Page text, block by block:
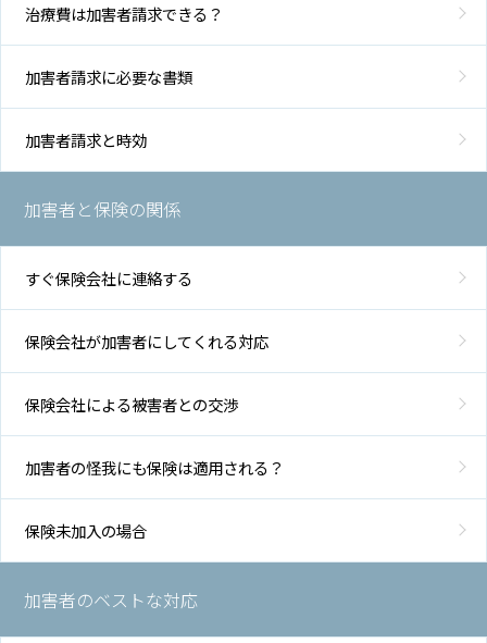
治療費は加害者請求できる？
加害者請求に必要な書類
加害者請求と時効
加害者と保険の関係
すぐ保険会社に連絡する
保険会社が加害者にしてくれる対応
保険会社による被害者との交渉
加害者の怪我にも保険は適用される？
保険未加入の場合
加害者のベストな対応